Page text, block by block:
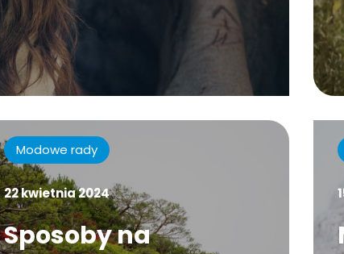
Modowe rady
22 kwietnia 2024
Sposoby na